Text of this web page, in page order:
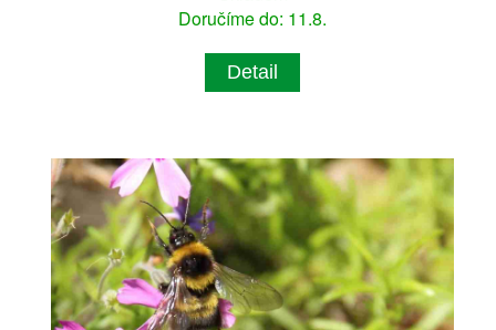
Doručíme do: 11.8.
Detail